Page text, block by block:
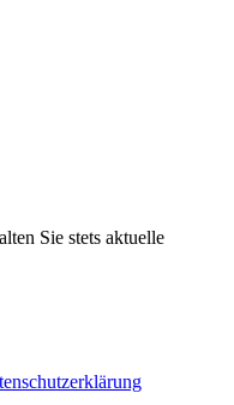
Sie stets aktuelle